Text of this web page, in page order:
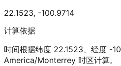
22.1523, -100.9714
计算依据
时间根据纬度 22.1523、经度 -
America/Monterrey 时区计算。